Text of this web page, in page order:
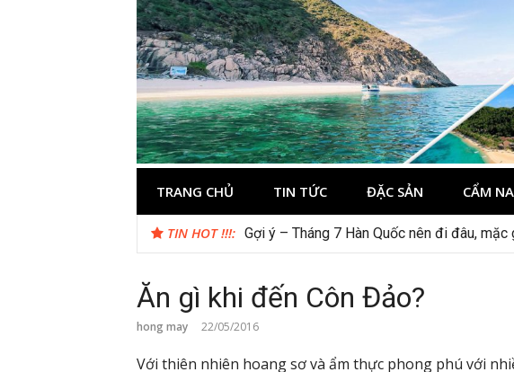
Kinh nghiệm du
Thông tin và kinh nghiệm khi du lịch Côn Đảo
TRANG CHỦ TIN TỨC ĐẶC SẢN CẨM
TIN HOT !!!: Gợi ý – Tháng 7 Hàn Quốc nên đi đâu, mặc
Ăn gì khi đến Côn Đảo?
hong may 22/05/2016
Với thiên nhiên hoang sơ và ẩm thực phong phú với